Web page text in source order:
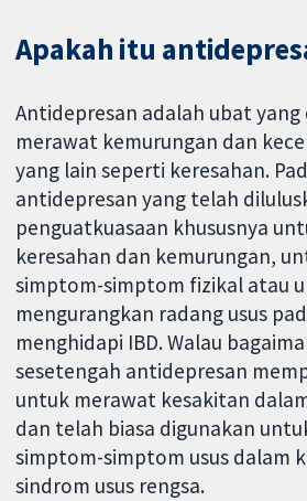
Apakah itu
Antidepresan adalah ubat
merawat kemurungan dan
yang lain seperti keresahan.
antidepresan yang telah
penguatkuasaan khususnya
keresahan dan kemurungan,
simptom-simptom fizikal atau
mengurangkan radang usus
menghidapi IBD. Walau
sesetengah antidepresan
untuk merawat kesakitan
dan telah biasa digunakan
simptom-simptom usus dalam
sindrom usus rengsa.